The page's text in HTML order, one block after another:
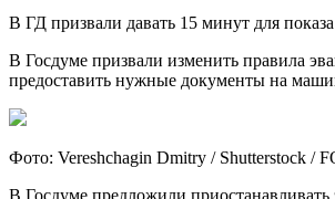
В ГД призвали давать 15 минут для
В Госдуме призвали изменить правила
предоставить нужные документы на
Фото: Vereshchagin Dmitry / Shutterstock /
В Госдуме предложили